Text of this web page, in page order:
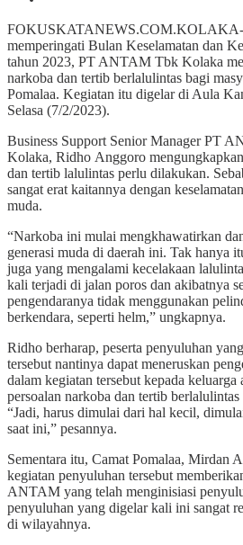
FOKUSKATANEWS.COM.KOLAKA-
memperingati Bulan Keselamatan dan
tahun 2023, PT ANTAM Tbk Kolaka
narkoba dan tertib berlalulintas bagi
Pomalaa. Kegiatan itu digelar di Aula
Selasa (7/2/2023).
Business Support Senior Manager PT
Kolaka, Ridho Anggoro
dan tertib lalulintas perlu dilakukan.
sangat erat kaitannya dengan
muda.
“Narkoba ini mulai mengkhawatirkan
generasi muda di daerah ini. Tak hanya
juga yang mengalami kecelakaan
kali terjadi di jalan poros dan akibatnya
pengendaranya tidak menggunakan
berkendara, seperti helm,” ungkapnya.
Ridho berharap, peserta penyuluhan
tersebut nantinya dapat meneruskan
dalam kegiatan tersebut kepada keluarga
persoalan narkoba dan tertib
“Jadi, harus dimulai dari hal kecil,
saat ini,” pesannya.
Sementara itu, Camat Pomalaa, Mirdan
kegiatan penyuluhan tersebut
ANTAM yang telah menginisiasi
penyuluhan yang digelar kali ini sangat
di wilayahnya.